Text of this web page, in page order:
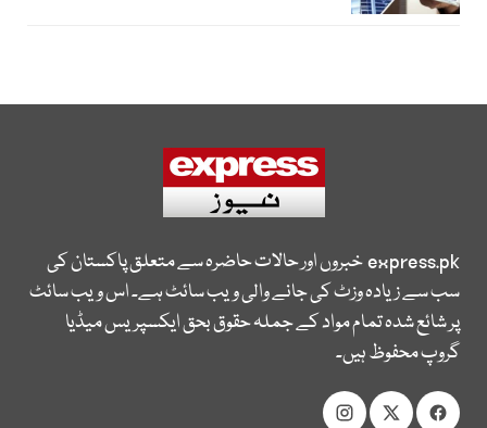
express.pkخبروں اور حالات حاضرہ سے متعلق پاکستان کی
سب سے زیادہ وزٹ کی جانے والی ویب سائٹ ہے۔ اس ویب سائٹ
پر شائع شدہ تمام مواد کے جملہ حقوق بحق ایکسپریس میڈیا
گروپ محفوظ ہیں۔